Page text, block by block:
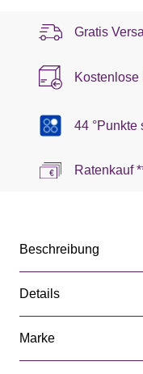
Gratis
Kostenlose
44 °Punkte
Ratenkauf
Beschreibung
Details
Marke